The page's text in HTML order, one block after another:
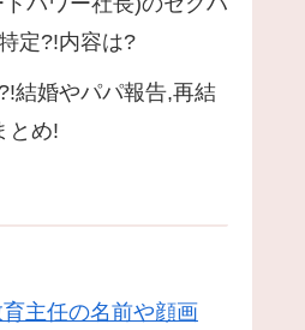
定?!内容は?
結婚やパパ報告,再結
とめ!
主任の名前や顔画